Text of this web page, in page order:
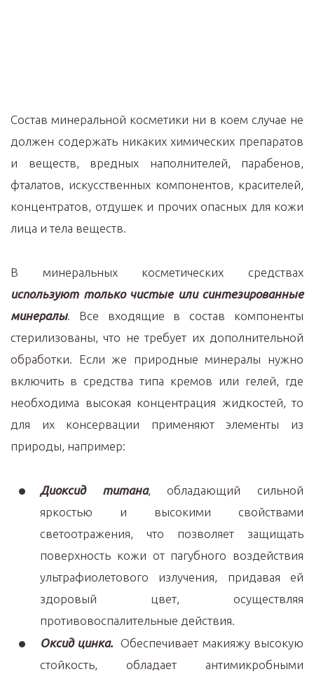
Состав минеральной косметики ни в коем случае не
должен содержать никаких химических препаратов
и веществ, вредных наполнителей, парабенов,
фталатов, искусственных компонентов, красителей,
концентратов, отдушек и прочих опасных для кожи
лица и тела веществ.
В минеральных косметических средствах
используют только чистые или синтезированные
минералы. Все входящие в состав компоненты
стерилизованы, что не требует их дополнительной
обработки. Если же природные минералы нужно
включить в средства типа кремов или гелей, где
необходима высокая концентрация жидкостей, то
для их консервации применяют элементы из
природы, например:
Диоксид титана, обладающий сильной
яркостью и высокими свойствами
светоотражения, что позволяет защищать
поверхность кожи от пагубного воздействия
ультрафиолетового излучения, придавая ей
здоровый цвет, осуществляя
противовоспалительные действия.
Оксид цинка. Обеспечивает макияжу высокую
стойкость, обладает антимикробными